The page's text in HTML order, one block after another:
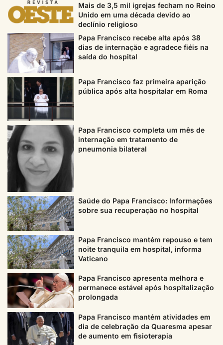
Mais de 3,5 mil igrejas fecham no Reino
Unido em uma década devido ao
declínio religioso
Papa Francisco recebe alta após 38
dias de internação e agradece fiéis na
saída do hospital
Papa Francisco faz primeira aparição
pública após alta hospitalar em Roma
Papa Francisco completa um mês de
internação em tratamento de
pneumonia bilateral
Saúde do Papa Francisco: Informações
sobre sua recuperação no hospital
Papa Francisco mantém repouso e tem
noite tranquila em hospital, informa
Vaticano
Papa Francisco apresenta melhora e
permanece estável após hospitalização
prolongada
Papa Francisco mantém atividades em
dia de celebração da Quaresma apesar
de aumento em fisioterapia